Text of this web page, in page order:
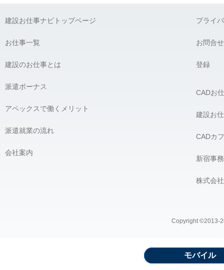
建設お仕事ナビトップページ
お仕事一覧
建設のお仕事とは
派遣ボーナス
アペックスで働くメリット
派遣就業の流れ
会社案内
プライ
お問合せ
登録
CADお
建設お
CADカ
新宿事
株式会
Copyright ©2013-
モバイル